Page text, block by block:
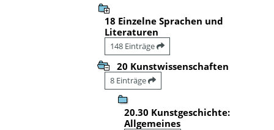
18 Einzelne Sprachen und
Literaturen
148 Einträge
20 Kunstwissenschaften
8 Einträge
20.30 Kunstgeschichte:
Allgemeines